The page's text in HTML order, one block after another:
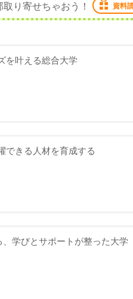
り寄せちゃおう！ 資料
を叶える総合大学
できる人材を育成する
学びとサポートが整った大学